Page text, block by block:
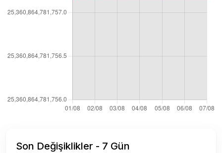
Son Değişiklikler - 7 Gün